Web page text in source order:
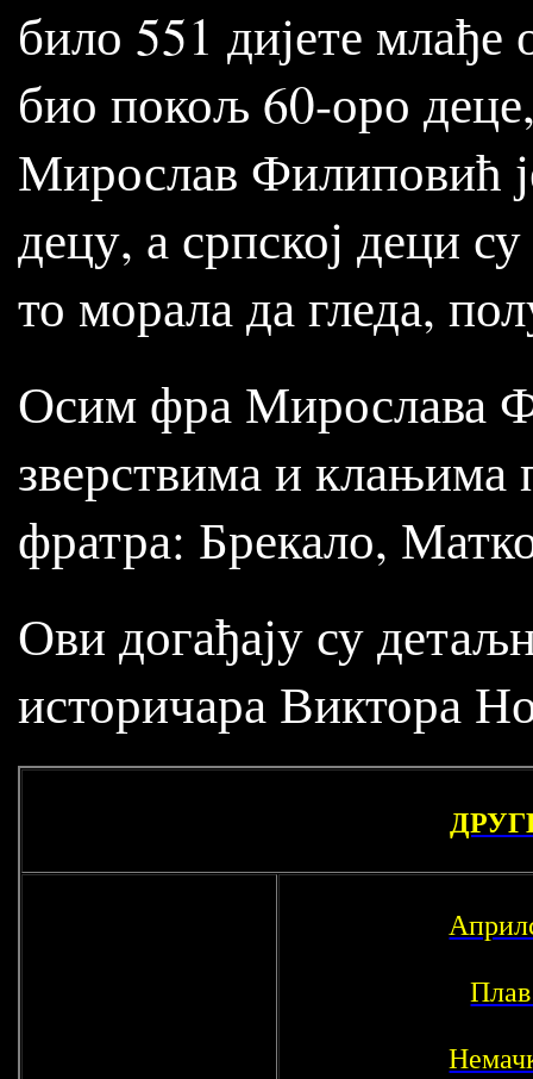
било 551 дијете
био покољ 60-оро
Мирослав Филиповић
децу, а српској деци
то морала да гледа,
Осим фра Мирослава
зверствима и клањима
фратра: Брекало,
Ови догађају су
историчара Виктора